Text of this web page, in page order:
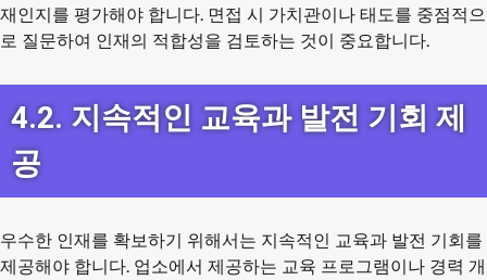
재인지를 평가해야 합니다. 면접 시 가치관이나 태도를 중점적으
로 질문하여 인재의 적합성을 검토하는 것이 중요합니다.
4.2. 지속적인 교육과 발전 기회 제
공
우수한 인재를 확보하기 위해서는 지속적인 교육과 발전 기회를
제공해야 합니다. 업소에서 제공하는 교육 프로그램이나 경력 개